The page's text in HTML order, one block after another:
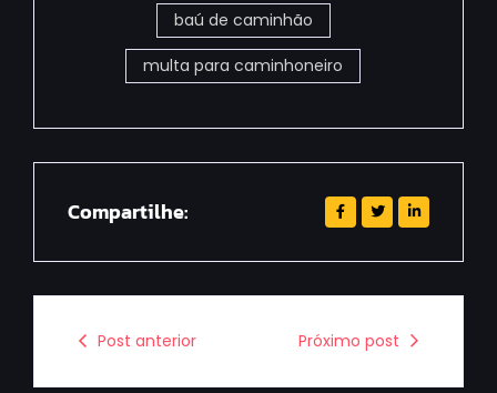
baú de caminhão
multa para caminhoneiro
Compartilhe:
Post anterior Próximo post